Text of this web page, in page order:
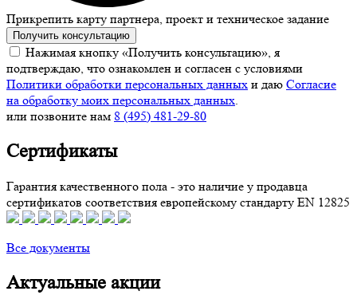
Прикрепить карту партнера, проект и техническое задание
Получить консультацию
Нажимая кнопку «Получить консультацию», я
подтверждаю, что ознакомлен и согласен с условиями
Политики обработки персональных данных и даю Согласие
на обработку моих персональных данных.
или позвоните нам 8 (495) 481-29-80
Сертификаты
Гарантия качественного пола - это наличие у продавца
сертификатов соответствия европейскому стандарту EN 12825
Все документы
Актуальные акции